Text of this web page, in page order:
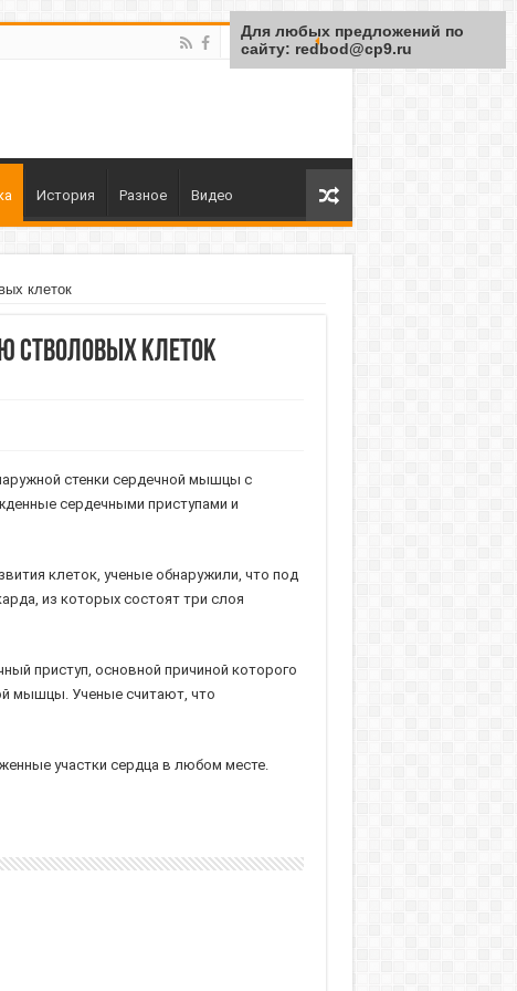
История Разное Видео
клеток
стволовых клеток
стенки сердечной мышцы с
сердечными приступами и
клеток, ученые обнаружили, что под
из которых состоят три слоя
приступ, основной причиной которого
мышцы. Ученые считают, что
участки сердца в любом месте.
Для любых предложений по
сайту: redbod@cp9.ru